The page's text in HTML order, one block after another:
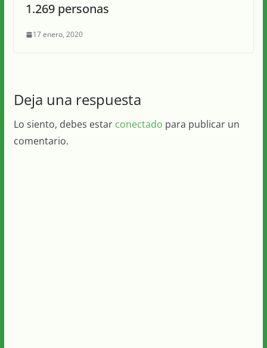
1.269 personas
17 enero, 2020
Deja una respuesta
Lo siento, debes estar conectado para publicar un
comentario.